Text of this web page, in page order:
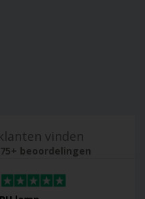
vinden
beoordelingen